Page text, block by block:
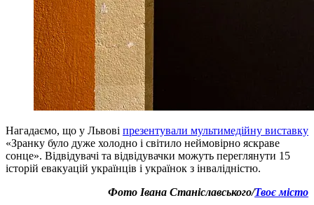
Нагадаємо, що у Львові презентували мультимедійну виставку
«Зранку було дуже холодно і світило неймовірно яскраве
сонце». Відвідувачі та відвідувачки можуть переглянути 15
історій евакуацій українців і українок з інвалідністю.
Фото Івана Станіславського/Твоє місто